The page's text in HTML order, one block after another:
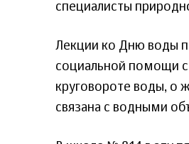
специалисты
Лекции ко Дню воды
социальной помощи
круговороте воды, о
связана с водными